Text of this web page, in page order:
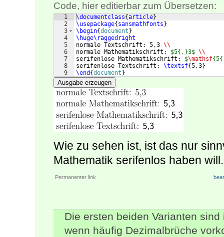
Code, hier editierbar zum Übersetzen:
1
2
3
4
5
6
7
8
9
\documentclass{article}
\usepackage{ sansmathfonts }
\begin{document }
\huge\raggedright
normale Textschrift: 5,3 \\
normale Mathematikschrift: $5{,}3$ \\
serifenlose Mathematikschrift: $\mathsf
serifenlose Textschrift: \textsf{5,3}
\end {document }
Ausgabe erzeugen
Wie zu sehen ist, ist das nur
Mathematik serifenlos haben will.
Permanenter link
Die ersten beiden Varianten
wenn häufig Dezimalbrüche